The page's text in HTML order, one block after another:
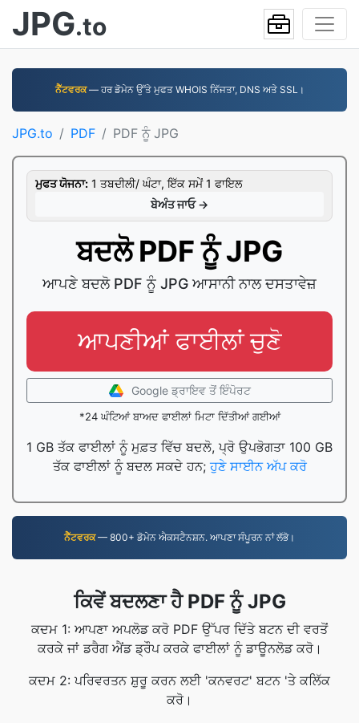
JPG.to
ਨੈੱਟਵਰਕ— ਹਰ ਡੋਮੇਨ ਉੱਤੇ ਮੁਫਤ WHOIS ਨਿੱਜਤਾ, DNS ਅਤੇ SSL।
JPG.to PDF PDF ਨੂੰ JPG
ਮੁਫਤ ਯੋਜਨਾ: 1 ਤਬਦੀਲੀ/ ਘੰਟਾ, ਇੱਕ ਸਮੇਂ 1 ਫਾਇਲ
ਬੇਅੰਤ ਜਾਓ →
ਬਦਲੋ PDF ਨੂੰ JPG
ਆਪਣੇ ਬਦਲੋ PDF ਨੂੰ JPG ਆਸਾਨੀ ਨਾਲ ਦਸਤਾਵੇਜ਼
ਆਪਣੀਆਂ ਫਾਈਲਾਂ ਚੁਣੋ
Google ਡ੍ਰਾਇਵ ਤੋਂ ਇੰਪੋਰਟ
*24 ਘੰਟਿਆਂ ਬਾਅਦ ਫਾਈਲਾਂ ਮਿਟਾ ਦਿੱਤੀਆਂ ਗਈਆਂ
1 GB ਤੱਕ ਫਾਈਲਾਂ ਨੂੰ ਮੁਫ਼ਤ ਵਿੱਚ ਬਦਲੋ, ਪ੍ਰੋ ਉਪਭੋਗਤਾ 100 GB
ਤੱਕ ਫਾਈਲਾਂ ਨੂੰ ਬਦਲ ਸਕਦੇ ਹਨ;ਹੁਣੇ ਸਾਈਨ ਅੱਪ ਕਰੋ
ਨੈੱਟਵਰਕ— 800+ ਡੋਮੇਨ ਐਕਸਟੈਨਸ਼ਨ. ਆਪਣਾ ਸੰਪੂਰਨ ਨਾਂ ਲੱਭੋ।
ਕਿਵੇਂ ਬਦਲਣਾ ਹੈ PDF ਨੂੰ JPG
ਕਦਮ 1: ਆਪਣਾ ਅਪਲੋਡ ਕਰੋ PDF ਉੱਪਰ ਦਿੱਤੇ ਬਟਨ ਦੀ ਵਰਤੋਂ
ਕਰਕੇ ਜਾਂ ਡਰੈਗ ਐਂਡ ਡ੍ਰੌਪ ਕਰਕੇ ਫਾਈਲਾਂ ਨੂੰ ਡਾਊਨਲੋਡ ਕਰੋ।
ਕਦਮ 2: ਪਰਿਵਰਤਨ ਸ਼ੁਰੂ ਕਰਨ ਲਈ 'ਕਨਵਰਟ' ਬਟਨ 'ਤੇ ਕਲਿੱਕ
ਕਰੋ।